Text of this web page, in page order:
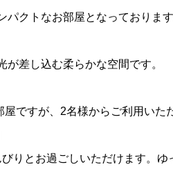
クトなお部屋となっております
差し込む柔らかな空間です。
ですが、2名様からご利用いた
りとお過ごしいただけます。